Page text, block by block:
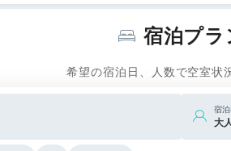
宿泊プラ
希望の宿泊日、人数で空室状
宿
大